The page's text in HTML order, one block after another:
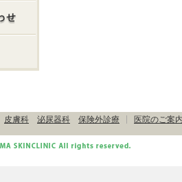
皮膚科 泌尿器科 保険外診療 医院のご案